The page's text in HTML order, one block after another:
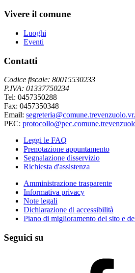
Vivere il comune
Luoghi
Eventi
Contatti
Codice fiscale: 80015530233
P.IVA: 01337750234
Tel: 0457350288
Fax: 0457350348
Email:
PEC:
Leggi le FAQ
Prenotazione appuntamento
Segnalazione disservizio
Richiesta d'assistenza
Amministrazione trasparente
Informativa privacy
Note legali
Dichiarazione di accessibilità
Piano di miglioramento del sito e
Seguici su